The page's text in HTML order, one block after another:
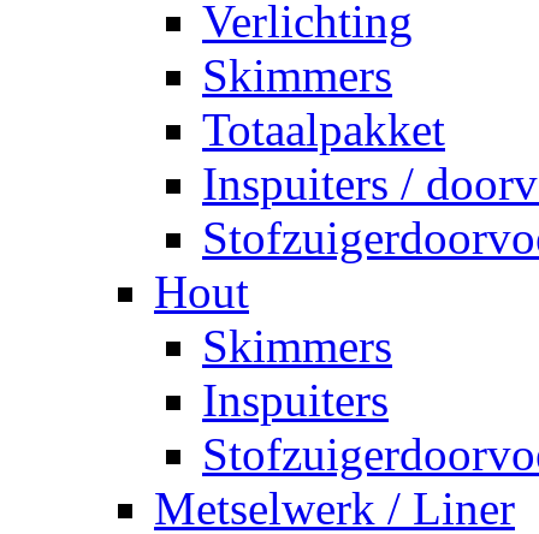
Verlichting
Skimmers
Totaalpakket
Inspuiters /
Hout
Skimmers
Inspuiters
Metselwerk / Liner